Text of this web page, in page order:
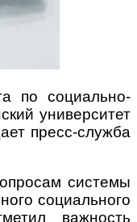
по социально-
университет
пресс-служба
системы
социального
важность